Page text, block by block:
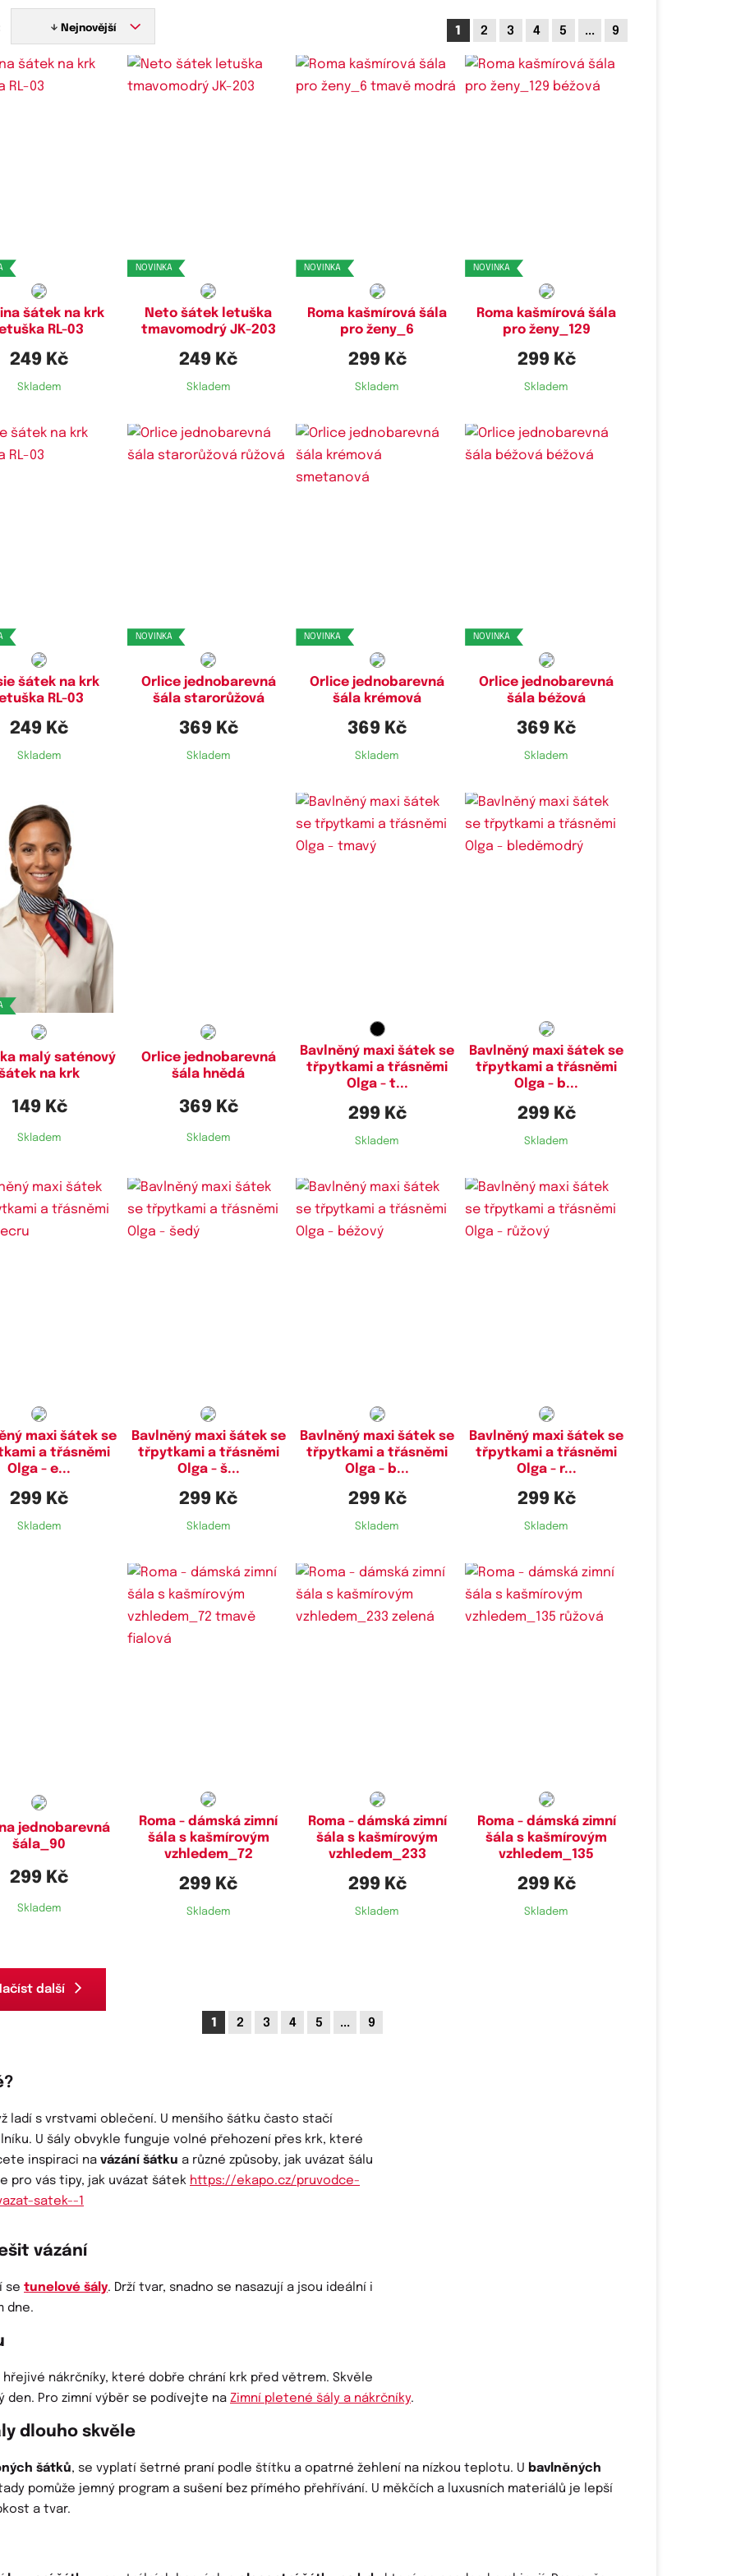
Nejnovější 1 2 3 4 5 ... 9
šátek na krk
RL-03
249 Kč
Skladem
NOVINKA
Neto šátek letuška
tmavomodrý JK-203
249 Kč
Skladem
NOVINKA
Roma kašmírová šála
pro ženy_6
299 Kč
Skladem
NOVINKA
Roma kašmírová šála
pro ženy_129
299 Kč
Skladem
šátek na krk
RL-03
249 Kč
Skladem
NOVINKA
Orlice jednobarevná
šála starorůžová
369 Kč
Skladem
NOVINKA
Orlice jednobarevná
šála krémová
369 Kč
Skladem
NOVINKA
Orlice jednobarevná
šála béžová
369 Kč
Skladem
malý saténový
na krk
149 Kč
Skladem
Orlice jednobarevná
šála hnědá
369 Kč
Skladem
Bavlněný maxi šátek se
třpytkami a třásněmi
Olga - t...
299 Kč
Skladem
Bavlněný maxi šátek se
třpytkami a třásněmi
Olga - b...
299 Kč
Skladem
maxi šátek se
a třásněmi
Olga - e...
299 Kč
Skladem
Bavlněný maxi šátek se
třpytkami a třásněmi
Olga - š...
299 Kč
Skladem
Bavlněný maxi šátek se
třpytkami a třásněmi
Olga - b...
299 Kč
Skladem
Bavlněný maxi šátek se
třpytkami a třásněmi
Olga - r...
299 Kč
Skladem
jednobarevná
šála_90
299 Kč
Skladem
Roma - dámská zimní
šála s kašmírovým
vzhledem_72
299 Kč
Skladem
Roma - dámská zimní
šála s kašmírovým
vzhledem_233
299 Kč
Skladem
Roma - dámská zimní
šála s kašmírovým
vzhledem_135
299 Kč
Skladem
další
1 2 3 4 5 ... 9
ladí s vrstvami oblečení. U menšího šátku často stačí
U šály obvykle funguje volné přehození přes krk, které
inspiraci na vázání šátku a různé způsoby, jak uvázat šálu
pro vás tipy, jak uvázat šátek https://ekapo.cz/pruvodce-
satek--1
vázání
se tunelové šály. Drží tvar, snadno se nasazují a jsou ideální i
dne.
nákrčníky, které dobře chrání krk před větrem. Skvěle
den. Pro zimní výběr se podívejte na Zimní pletené šály a nákrčníky.
dlouho skvěle
šátků, se vyplatí šetrné praní podle štítku a opatrné žehlení na nízkou teplotu. U bavlněných
pomůže jemný program a sušení bez přímého přehřívání. U měkčích a luxusních materiálů je lepší
a tvar.